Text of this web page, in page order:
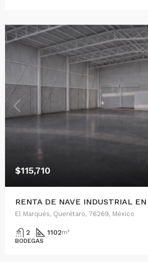
$115,710
El Marqués, Querétaro, 76269, México
2 1102m²
BODEGAS